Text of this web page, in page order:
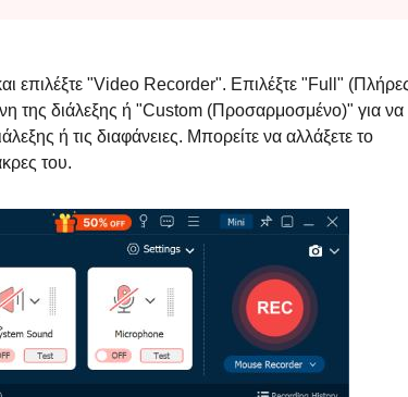
επιλέξτε "Video Recorder". Επιλέξτε "Full"
της διάλεξης ή "Custom (Προσαρμοσμένο)" για να
ή τις διαφάνειες. Μπορείτε να αλλάξετε το
του.